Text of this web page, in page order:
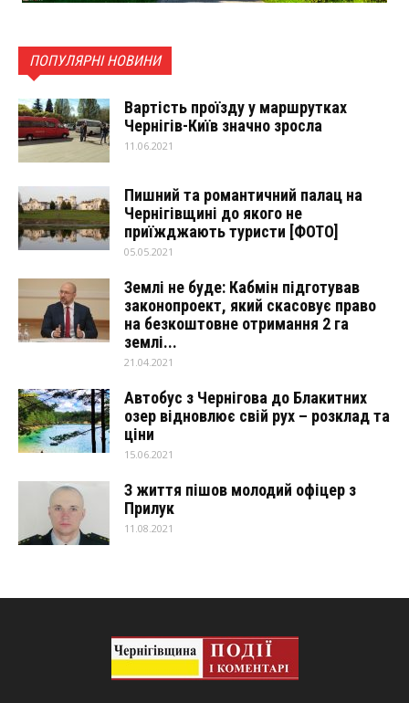
ПОПУЛЯРНІ НОВИНИ
Вартість проїзду у маршрутках
Чернігів-Київ значно зросла
11.06.2021
Пишний та романтичний палац на
Чернігівщині до якого не
приїжджають туристи [ФОТО]
05.05.2021
Землі не буде: Кабмін підготував
законопроект, який скасовує право
на безкоштовне отримання 2 га
землі...
21.04.2021
Автобус з Чернігова до Блакитних
озер відновлює свій рух – розклад та
ціни
15.06.2021
З життя пішов молодий офіцер з
Прилук
11.08.2021